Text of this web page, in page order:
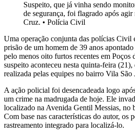
Suspeito, que já vinha sendo
de segurança, foi flagrado após
Cruz. • Polícia Civil
Uma operação conjunta das polícias Civil
prisão de um homem de 39 anos
pelo menos oito furtos recentes em Poços
suspeito aconteceu nesta quinta-feira
realizada pelas equipes no bairro Vila São
A ação policial foi desencadeada logo
um crime na madrugada de hoje. Ele
localizado na Avenida Gentil Messias, no
Com base nas características do autor, os
rastreamento integrado para localizá-lo.